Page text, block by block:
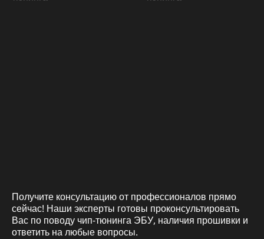
Получите консультацию от профессионалов прямо
сейчас! Наши эксперты готовы проконсультировать
Вас по поводу чип-тюнинга ЭБУ, наличия прошивки и
ответить на любые вопросы.